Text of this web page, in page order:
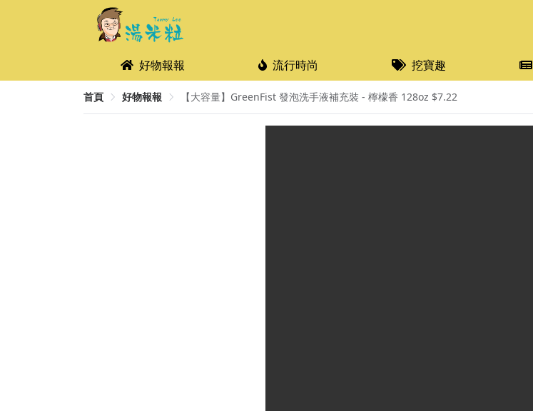
好物報報 流行時尚 挖寶趣
首頁 好物報報 【大容量】GreenFist 發泡洗手液補充裝 - 檸檬香 128oz $7.22